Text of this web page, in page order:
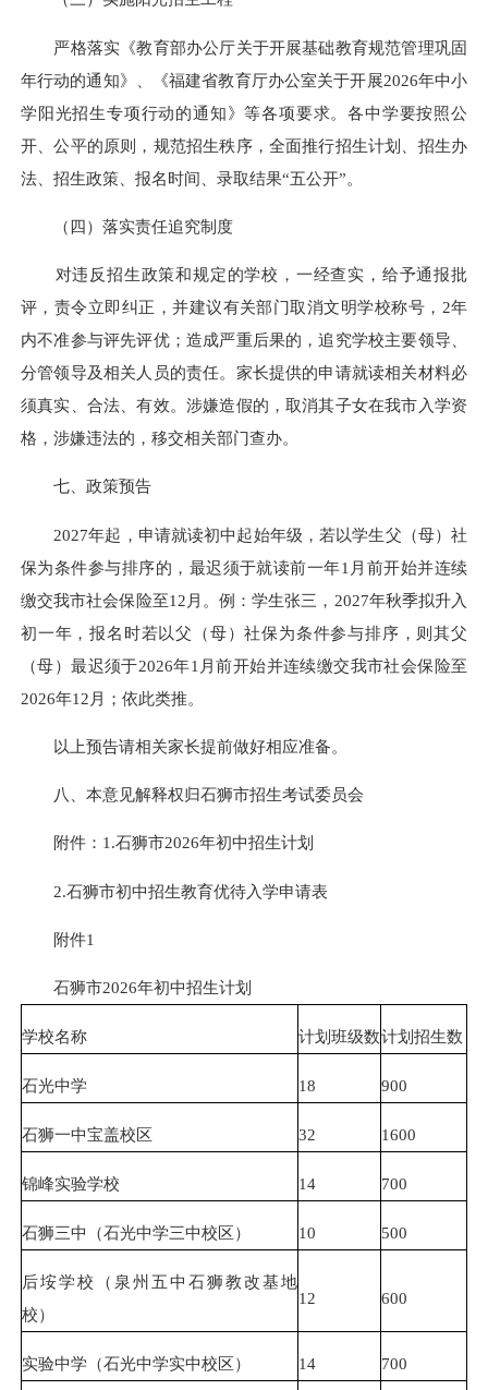
严格落实《教育部办公厅关于开展基础教育规范管理巩固
年行动的通知》、《福建省教育厅办公室关于开展2026年中小
学阳光招生专项行动的通知》等各项要求。各中学要按照公
开、公平的原则，规范招生秩序，全面推行招生计划、招生办
法、招生政策、报名时间、录取结果“五公开”。
（四）落实责任追究制度
对违反招生政策和规定的学校，一经查实，给予通报批
评，责令立即纠正，并建议有关部门取消文明学校称号，2年
内不准参与评先评优；造成严重后果的，追究学校主要领导、
分管领导及相关人员的责任。家长提供的申请就读相关材料必
须真实、合法、有效。涉嫌造假的，取消其子女在我市入学资
格，涉嫌违法的，移交相关部门查办。
七、政策预告
2027年起，申请就读初中起始年级，若以学生父（母）社
保为条件参与排序的，最迟须于就读前一年1月前开始并连续
缴交我市社会保险至12月。例：学生张三，2027年秋季拟升入
初一年，报名时若以父（母）社保为条件参与排序，则其父
（母）最迟须于2026年1月前开始并连续缴交我市社会保险至
2026年12月；依此类推。
以上预告请相关家长提前做好相应准备。
八、本意见解释权归石狮市招生考试委员会
附件：1.石狮市2026年初中招生计划
2.石狮市初中招生教育优待入学申请表
附件1
石狮市2026年初中招生计划
学校名称 计划班级数计划招生数
石光中学 18 900
石狮一中宝盖校区 32 1600
锦峰实验学校 14 700
石狮三中（石光中学三中校区） 10 500
后垵学校（泉州五中石狮教改基地
校）
12 600
实验中学（石光中学实中校区） 14 700